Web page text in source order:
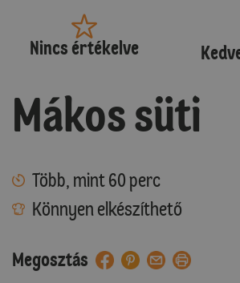
Nincs értékelve
Mákos süti
Több, mint 60 perc
Könnyen elkészíthető
Megosztás